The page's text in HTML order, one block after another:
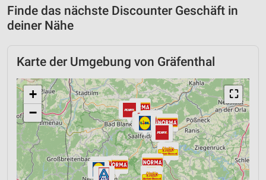
Finde das nächste Discounter Geschäft in
deiner Nähe
Karte der Umgebung von Gräfenthal
⛶
+
−